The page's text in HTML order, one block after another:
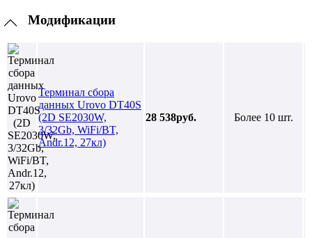
Модификации
Терминал сбора
данных Urovo DT40S
(2D SE2030W,
3/32Gb, WiFi/BT,
Andr.12, 27кл)
28 538руб. Более 10 шт.